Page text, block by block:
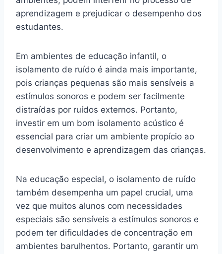
aprendizagem e prejudicar o desempenho dos
estudantes.
Em ambientes de educação infantil, o
isolamento de ruído é ainda mais importante,
pois crianças pequenas são mais sensíveis a
estímulos sonoros e podem ser facilmente
distraídas por ruídos externos. Portanto,
investir em um bom isolamento acústico é
essencial para criar um ambiente propício ao
desenvolvimento e aprendizagem das crianças.
Na educação especial, o isolamento de ruído
também desempenha um papel crucial, uma
vez que muitos alunos com necessidades
especiais são sensíveis a estímulos sonoros e
podem ter dificuldades de concentração em
ambientes barulhentos. Portanto, garantir um